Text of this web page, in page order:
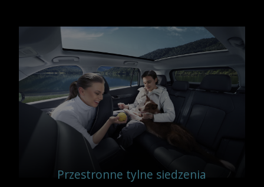
Przestronne tylne siedzenia